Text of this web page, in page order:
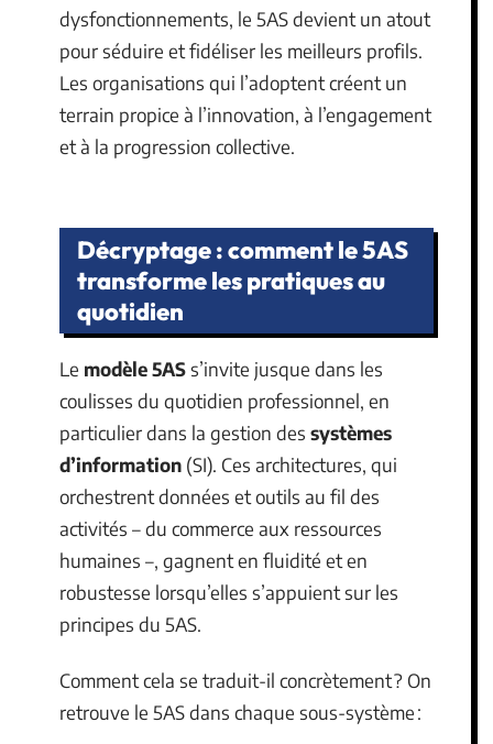
dysfonctionnements, le 5AS devient un atout
pour séduire et fidéliser les meilleurs profils.
Les organisations qui l’adoptent créent un
terrain propice à l’innovation, à l’engagement
et à la progression collective.
Décryptage : comment le 5AS
transforme les pratiques au
quotidien
Le modèle 5ASs’invite jusque dans les
coulisses du quotidien professionnel, en
particulier dans la gestion des systèmes
d’information (SI). Ces architectures, qui
orchestrent données et outils au fil des
activités – du commerce aux ressources
humaines –, gagnent en fluidité et en
robustesse lorsqu’elles s’appuient sur les
principes du 5AS.
Comment cela se traduit-il concrètement ? On
retrouve le 5AS dans chaque sous-système :